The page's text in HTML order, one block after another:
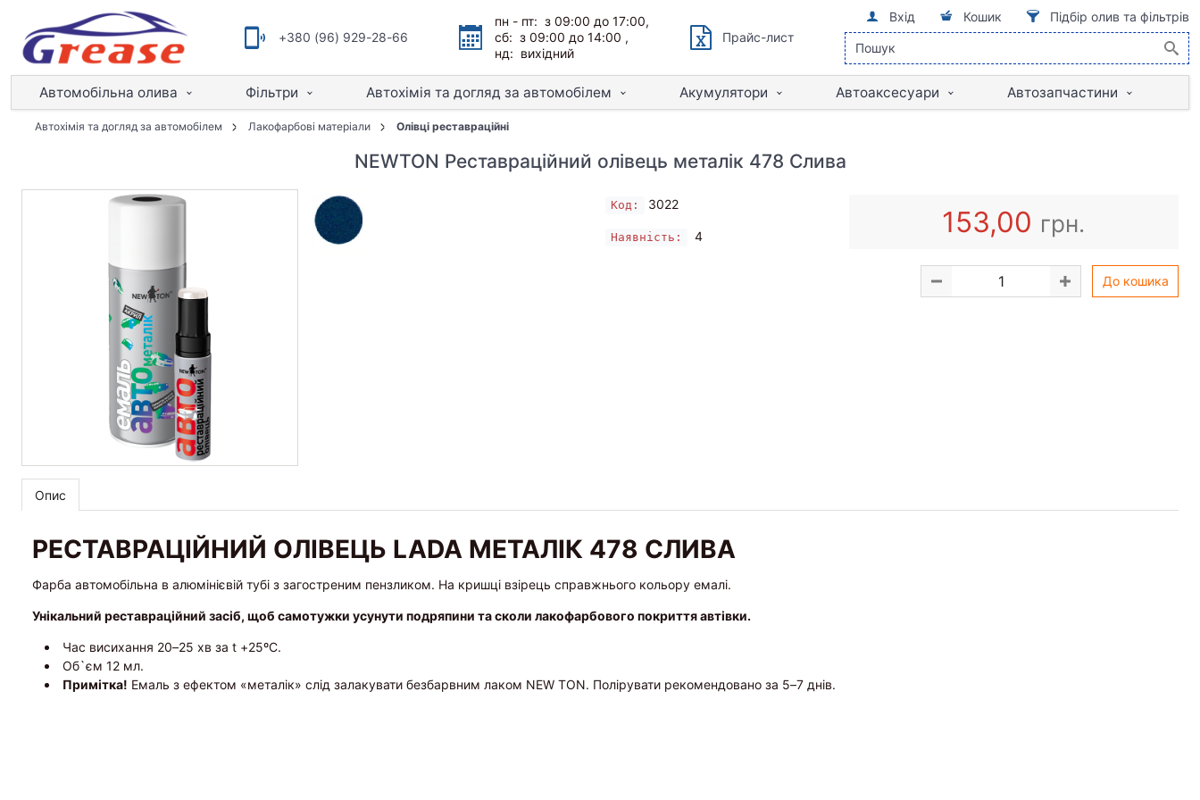
+380 (96) 929-28-66
пн - пт: з 09:00 до 17:00,
сб: з 09:00 до 14:00 ,
нд: вихідний
Прайс-лист
Вхід Кошик Підбір олив та фільтрів
Автомобільна олива Фільтри Автохімія та догляд за автомобілем Акумулятори Автоаксесуари Автозапчастини
Автохімія та догляд за автомобілем Лакофарбові матеріали Олівці реставраційні
NEWTON Реставраційний олівець металік 478 Слива
Код: 3022
Наявність: 4 153,00 грн.
До кошика
Опис
РЕСТАВРАЦІЙНИЙ ОЛІВЕЦЬ LADA МЕТАЛІК 478 СЛИВА
Фарба автомобільна в алюмінієвій тубі з загостреним пензликом. На кришці взірець справжнього кольору емалі.
Унікальний реставраційний засіб, щоб самотужки усунути подряпини та сколи лакофарбового покриття автівки.
Час висихання 20–25 хв за t +25ºС.
Об`єм 12 мл.
Примітка! Емаль з ефектом «металік» слід залакувати безбарвним лаком NEW TON. Полірувати рекомендовано за 5–7 днів.